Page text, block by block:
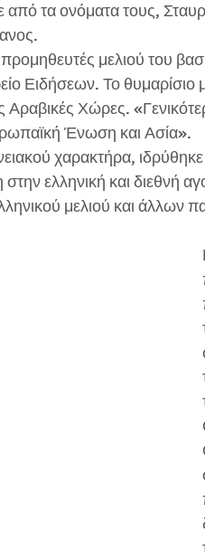
τα ονόματα τους,
μελιού του
Ειδήσεων. Το θυμαρίσιο
Αραβικές Χώρες.
Ένωση και Ασία».
χαρακτήρα,
ελληνική και διεθνή
μελιού και